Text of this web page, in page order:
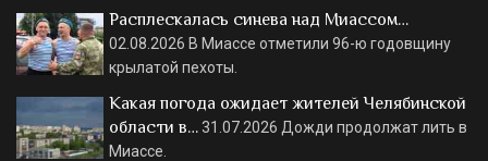
Расплескалась синева над Миассом…
02.08.2026 В Миассе отметили 96-ю годовщину
крылатой пехоты.
Какая погода ожидает жителей Челябинской
области в…31.07.2026 Дожди продолжат лить в
Миассе.